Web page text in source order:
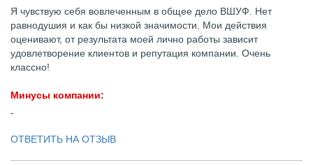
Я чувствую себя вовлеченным в общее дело ВШУФ. Нет
равнодушия и как бы низкой значимости. Мои действия
оценивают, от результата моей лично работы зависит
удовлетворение клиентов и репутация компании. Очень
классно!
Минусы компании:
-
ОТВЕТИТЬ НА ОТЗЫВ